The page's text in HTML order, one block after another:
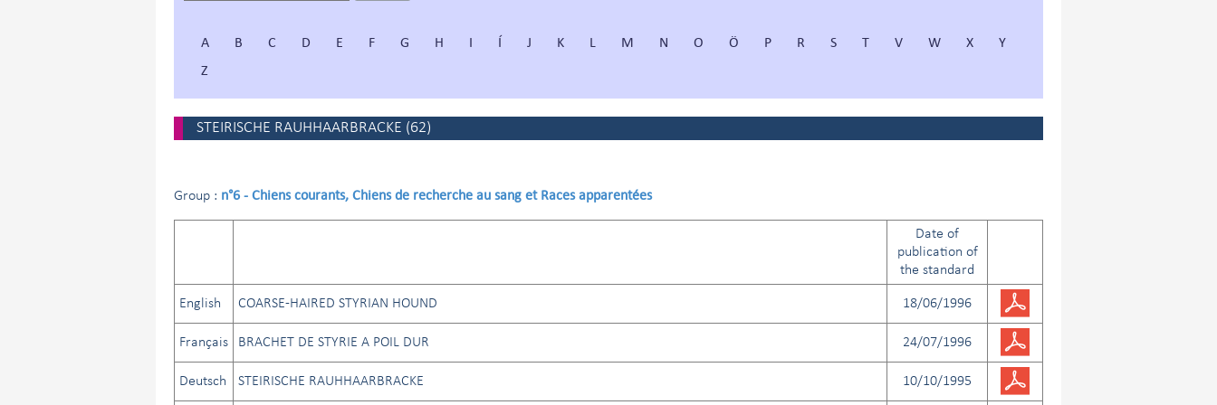
A B C D E F G H I Í J K L M N O Ö P R S T V W X
Y
Z
STEIRISCHE RAUHHAARBRACKE (62)
Group : n°6 - Chiens courants, Chiens de recherche au sang et Races apparentées
Date of
publication of
the standard
English COARSE-HAIRED STYRIAN HOUND 18/06/1996
Français BRACHET DE STYRIE A POIL DUR 24/07/1996
Deutsch STEIRISCHE RAUHHAARBRACKE 10/10/1995